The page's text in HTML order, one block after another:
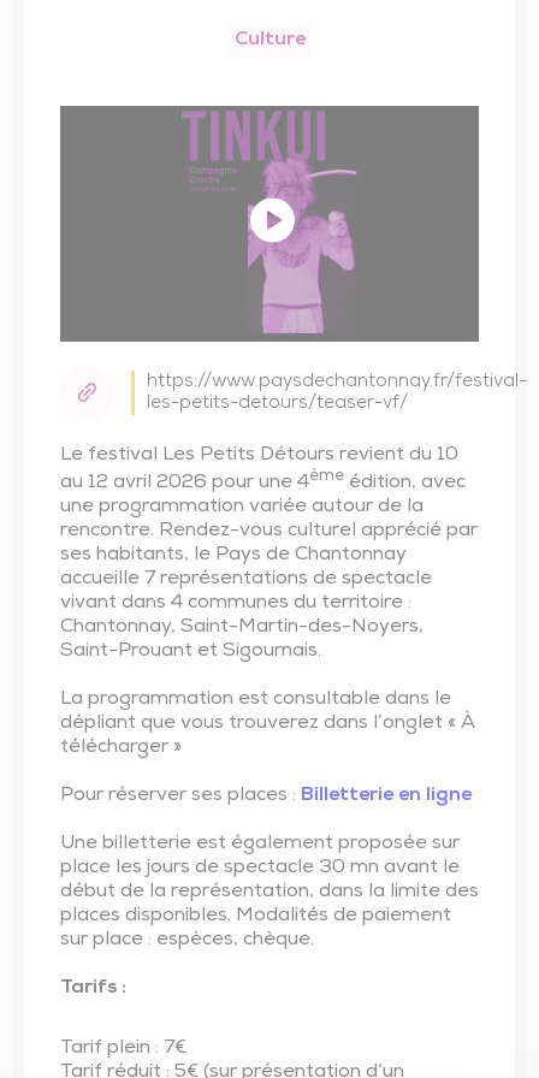
Culture
https://www.paysdechantonnay.fr/festival-
les-petits-detours/teaser-vf/
Le festival Les Petits Détours revient du 10
au 12 avril 2026 pour une 4ème édition, avec
une programmation variée autour de la
rencontre. Rendez-vous culturel apprécié par
ses habitants, le Pays de Chantonnay
accueille 7 représentations de spectacle
vivant dans 4 communes du territoire :
Chantonnay, Saint-Martin-des-Noyers,
Saint-Prouant et Sigournais.
La programmation est consultable dans le
dépliant que vous trouverez dans l’onglet « À
télécharger »
Pour réserver ses places : Billetterie en ligne
Une billetterie est également proposée sur
place les jours de spectacle 30 mn avant le
début de la représentation, dans la limite des
places disponibles. Modalités de paiement
sur place : espèces, chèque.
Tarifs :
Tarif plein : 7€
Tarif réduit : 5€ (sur présentation d’un